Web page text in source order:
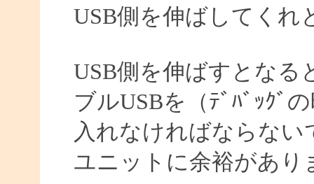
USB側を伸ばしてくれ
USB側を伸ばすとなる
ブルUSBを（ﾃﾞﾊﾞｯｸﾞ
入れなければならない
ユニットに余裕があり